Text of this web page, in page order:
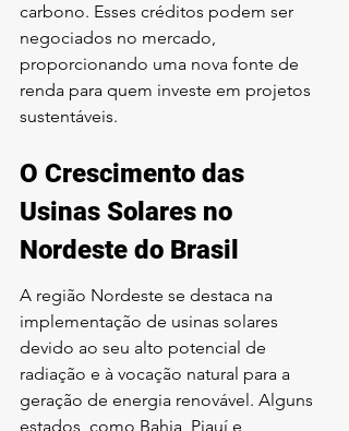
carbono. Esses créditos podem ser
negociados no mercado,
proporcionando uma nova fonte de
renda para quem investe em projetos
sustentáveis.
O Crescimento das
Usinas Solares no
Nordeste do Brasil
A região Nordeste se destaca na
implementação de usinas solares
devido ao seu alto potencial de
radiação e à vocação natural para a
geração de energia renovável. Alguns
estados, como Bahia, Piauí e